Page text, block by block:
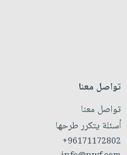
تواصل معنا
تواصل معنا
أسئلة يتكرر طرحها
+96171172802